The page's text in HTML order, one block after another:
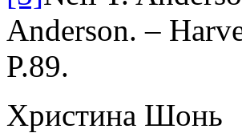
Anderson. –
P.89.
Христина Шонь